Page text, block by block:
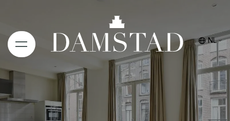
NL